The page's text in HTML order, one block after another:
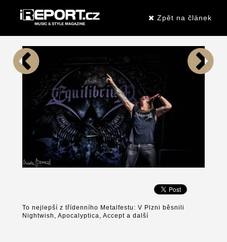
Zpět na článek
To nejlepší z třídenního Metalfestu: V Plzni běsnili
Nightwish, Apocalyptica, Accept a další